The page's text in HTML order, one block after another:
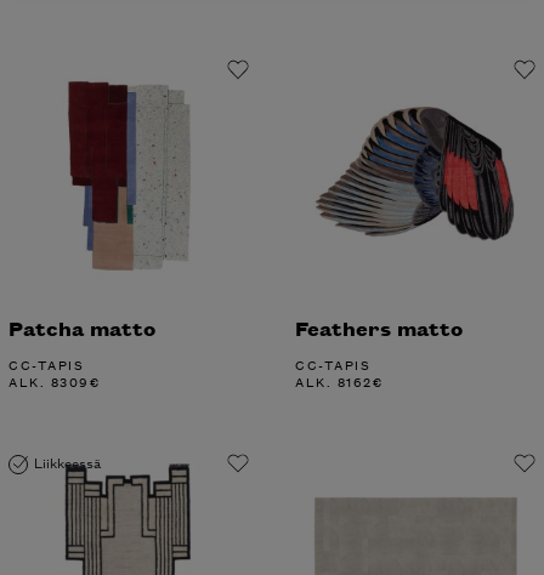
Patcha matto
CC-TAPIS
ALK. 8309€
Feathers matto
CC-TAPIS
ALK. 8162€
Liikkeessä